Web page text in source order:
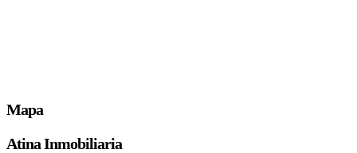
Mapa
Atina Inmobiliaria